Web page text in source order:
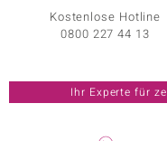
Kostenlose Hotline
0800 227 44 13
Ihr Experte für